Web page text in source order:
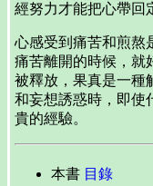
經努力才能把心帶回
心感受到痛苦和煎熬
痛苦離開的時候，就
被釋放，果真是一種
和妄想誘惑時，即使
貴的經驗。
本書 目錄